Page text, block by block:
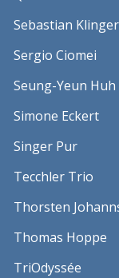
Sebastian Klinger
Sergio Ciomei
Seung-Yeun Huh
Simone Eckert
Singer Pur
Tecchler Trio
Thorsten
Thomas Hoppe
TriOdyssée